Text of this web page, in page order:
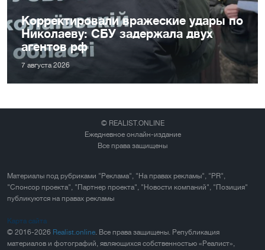
Корректировали вражеские удары по
Николаеву: СБУ задержала двух
агентов рф
7 августа 2026
© REALIST.ONLINE
Ежедневное онлайн-издание
Все права защищены
Материалы под рубриками "Реклама", "На правах рекламы", "PR",
"Спонсор проекта", "Партнер проекта", "Новости компаний", "Позиция"
публикуются на правах рекламы
Карта сайта
© 2016-2026 Realist.online. Все права защищены. Републикация
материалов и фотографий, являющихся собственностью «Реалист»,